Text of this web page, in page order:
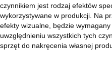
czynnikiem jest rodzaj efektów
wykorzystywane w produkcji. Na
efekty wizualne, będzie
uwzględnieniu wszystkich tych
sprzęt do nakręcenia własnej